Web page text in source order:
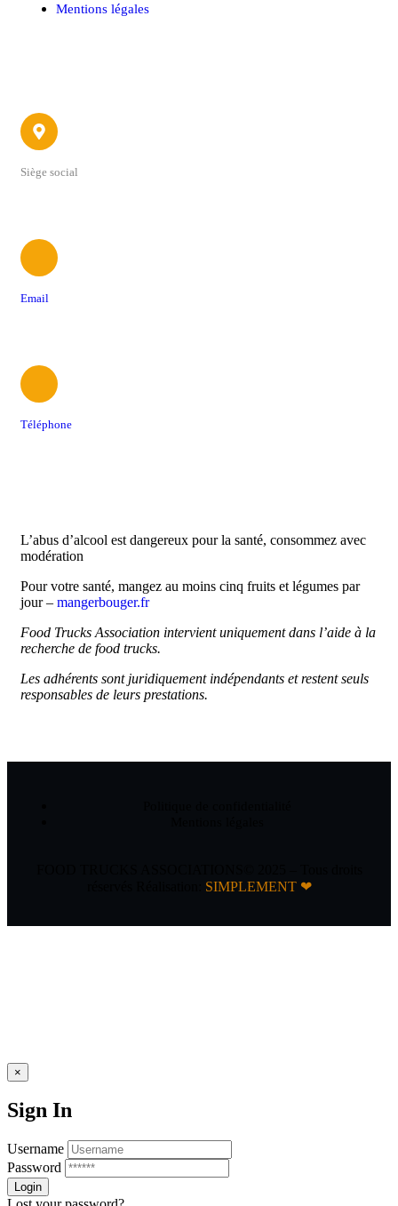
Mentions légales
Siège social
Email
Téléphone
L’abus d’alcool est dangereux pour la santé, consommez avec
modération
Pour votre santé, mangez au moins cinq fruits et légumes par
jour – mangerbouger.fr
Food Trucks Association intervient uniquement dans l’aide à la
recherche de food trucks.
Les adhérents sont juridiquement indépendants et restent seuls
responsables de leurs prestations.
SIMPLEMENT ❤
×
Sign In
Username
Password